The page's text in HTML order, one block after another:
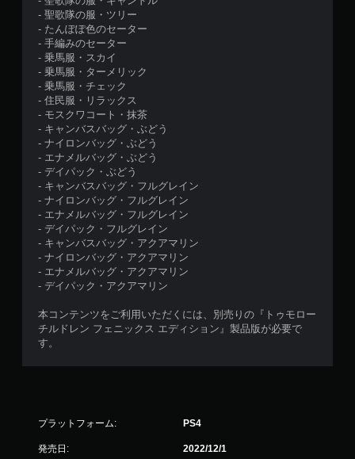
- 聖歌隊の服・ツリー
- たんぽぽ色のセーター
- 手編みのセーター
- 乗馬服・スカイ
- 乗馬服・ターメリック
- 乗馬服・チェック
- 住民服・リラックス
- モスクワコート・抹茶
- キャンバスバッグ・ぶどう
- ナイロンバッグ・ぶどう
- エナメルバッグ・ぶどう
- デイパック・ぶどう
- キャンバスバッグ・フルグレイン
- ナイロンバッグ・フルグレイン
- エナメルバッグ・フルグレイン
- デイパック・フルグレイン
- キャンバスバッグ・アクアマリン
- ナイロンバッグ・アクアマリン
- エナメルバッグ・アクアマリン
- デイパック・アクアマリン
本コンテンツをご利用いただくには、別売りの『トゥモロー
チルドレン フェニックス エディション』製品版が必要で
す。
プラットフォーム: PS4
発売日: 2022/12/1